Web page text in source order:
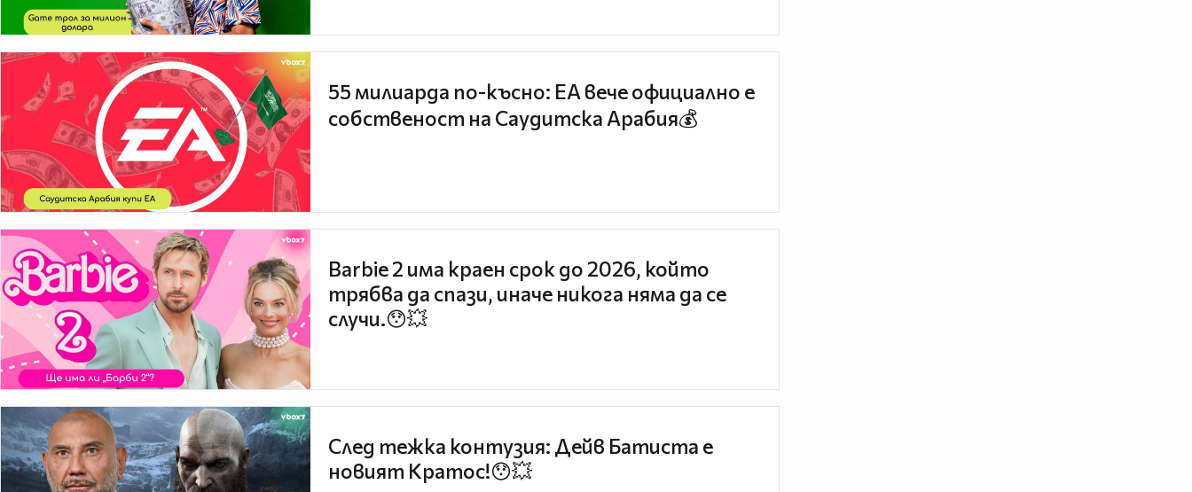
55 милиарда по-късно: EA вече официално е
собственост на Саудитска Арабия💰
Barbie 2 има краен срок до 2026, който
трябва да спази, иначе никога няма да се
случи.😯💥
След тежка контузия: Дейв Батиста е
новият Кратос!😯💥